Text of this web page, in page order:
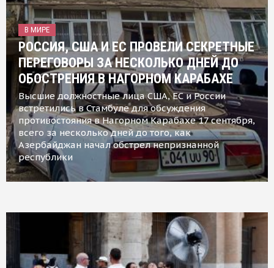
В МИРЕ
РОССИЯ, США И ЕС ПРОВЕЛИ СЕКРЕТНЫЕ
ПЕРЕГОВОРЫ ЗА НЕСКОЛЬКО ДНЕЙ ДО
ОБОСТРЕНИЯ В НАГОРНОМ КАРАБАХЕ
Высшие должностные лица США, ЕС и России
встретились в Стамбуле для обсуждения
противостояния в Нагорном Карабахе 17 сентября,
всего за несколько дней до того, как
Азербайджан начал обстрел непризнанной
республики